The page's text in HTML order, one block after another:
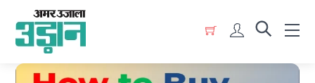
content
Account
Menu